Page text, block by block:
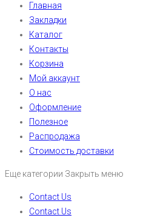
Главная
Закладки
Каталог
Контакты
Корзина
Мой аккаунт
О нас
Оформление
Полезное
Распродажа
Стоимость доставки
Еще категории Закрыть меню
Contact Us
Contact Us